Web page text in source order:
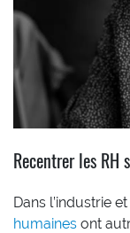
Recentrer les
Dans l’industrie
humaines ont